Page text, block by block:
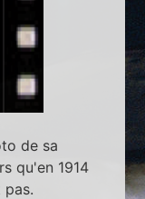
de sa
qu'en 1914
pas.